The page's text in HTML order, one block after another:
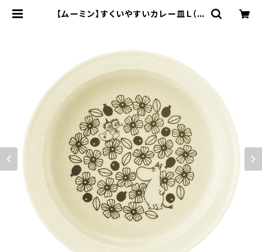
【ムーミン】すくいやすいカレー皿Ｌ（ム